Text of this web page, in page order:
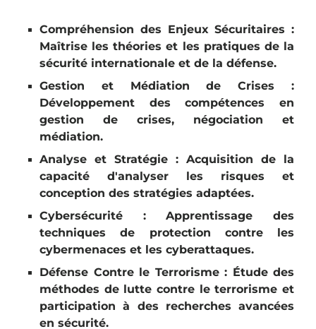
Compréhension des Enjeux Sécuritaires :
Maîtrise les théories et les pratiques de la
sécurité internationale et de la défense.
Gestion et Médiation de Crises :
Développement des compétences en
gestion de crises, négociation et
médiation.
Analyse et Stratégie : Acquisition de la
capacité d'analyser les risques et
conception des stratégies adaptées.
Cybersécurité : Apprentissage des
techniques de protection contre les
cybermenaces et les cyberattaques.
Défense Contre le Terrorisme : Étude des
méthodes de lutte contre le terrorisme et
participation à des recherches avancées
en sécurité.